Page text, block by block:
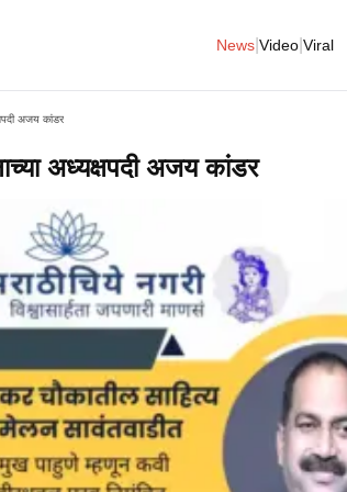
News Video Viral
अजय कांडर
अध्यक्षपदी अजय कांडर